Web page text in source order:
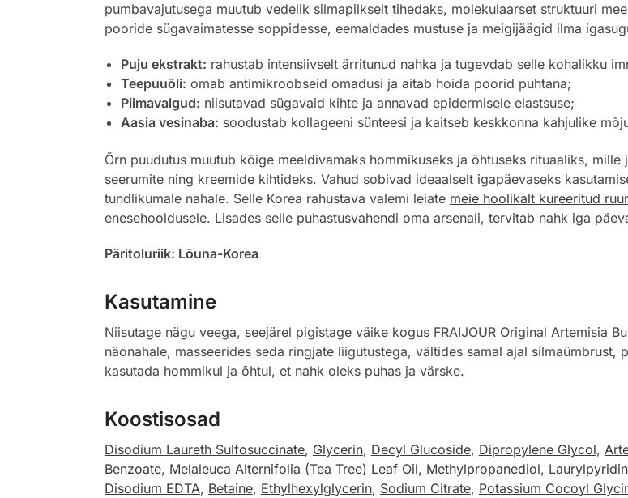
pumbavajutusega muutub vedelik silmapilkselt tihedaks, molekulaarset struktuuri
pooride sügavaimatesse soppidesse, eemaldades mustuse ja meigijäägid ilma
Puju ekstrakt: rahustab intensiivselt ärritunud nahka ja tugevdab selle kohalikku
Teepuuõli: omab antimikroobseid omadusi ja aitab hoida poorid puhtana;
Piimavalgud: niisutavad sügavaid kihte ja annavad epidermisele elastsuse;
Aasia vesinaba: soodustab kollageeni sünteesi ja kaitseb keskkonna kahjulike
Õrn puudutus muutub kõige meeldivamaks hommikuseks ja õhtuseks rituaaliks,
seerumite ning kreemide kihtideks. Vahud sobivad ideaalselt igapäevaseks
tundlikumale nahale. Selle Korea rahustava valemi leiate meie hoolikalt kureeritud
enesehooldusele. Lisades selle puhastusvahendi oma arsenali, tervitab nahk iga
Päritoluriik: Lõuna-Korea
Kasutamine
Niisutage nägu veega, seejärel pigistage väike kogus FRAIJOUR Original Artemisia
näonahale, masseerides seda ringjate liigutustega, vältides samal ajal
kasutada hommikul ja õhtul, et nahk oleks puhas ja värske.
Koostisosad
Disodium Laureth Sulfosuccinate, Glycerin, Decyl Glucoside, Dipropylene Glycol,
Benzoate, Melaleuca Alternifolia (Tea Tree) Leaf Oil, Methylpropanediol,
Disodium EDTA, Betaine, Ethylhexylglycerin, Sodium Citrate, Potassium Cocoyl